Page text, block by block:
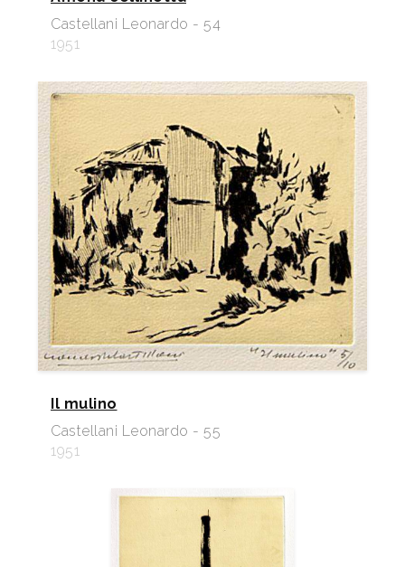
Castellani Leonardo - 54
1951
Il mulino
Castellani Leonardo - 55
1951